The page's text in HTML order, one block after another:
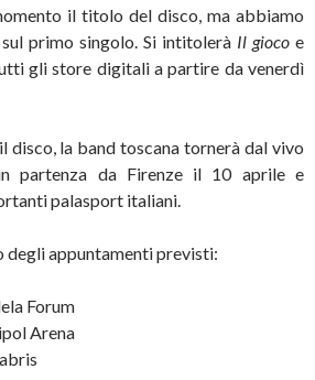
il titolo del disco, ma abbiamo
primo singolo. Si intitolerà Il gioco e
gli store digitali a partire da venerdì
disco, la band toscana tornerà dal vivo
partenza da Firenze il 10 aprile e
palasport italiani.
degli appuntamenti previsti:
Forum
Arena